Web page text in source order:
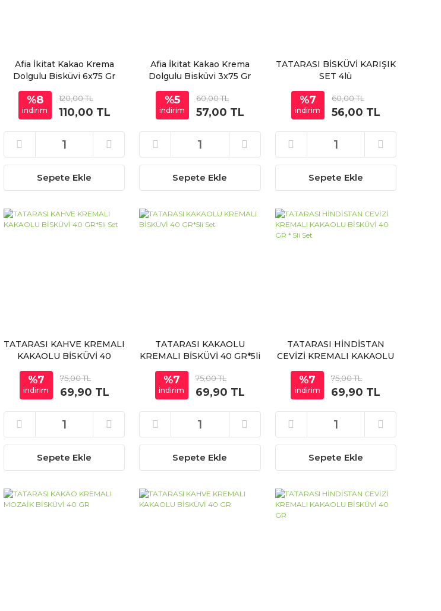
Afia İkitat Kakao Krema
Dolgulu Bisküvi 6x75 Gr
%8
indirim
120,00 TL
110,00 TL
Sepete Ekle
Afia İkitat Kakao Krema
Dolgulu Bisküvi 3x75 Gr
%5
indirim
60,00 TL
57,00 TL
Sepete Ekle
TATARASI BİSKÜVİ KARIŞIK
SET 4lü
%7
indirim
60,00 TL
56,00 TL
Sepete Ekle
TATARASI KAHVE KREMALI
KAKAOLU BİSKÜVİ 40
%7
indirim
75,00 TL
69,90 TL
Sepete Ekle
TATARASI KAKAOLU
KREMALI BİSKÜVİ 40 GR*5li
%7
indirim
75,00 TL
69,90 TL
Sepete Ekle
TATARASI HİNDİSTAN
CEVİZİ KREMALI KAKAOLU
%7
indirim
75,00 TL
69,90 TL
Sepete Ekle